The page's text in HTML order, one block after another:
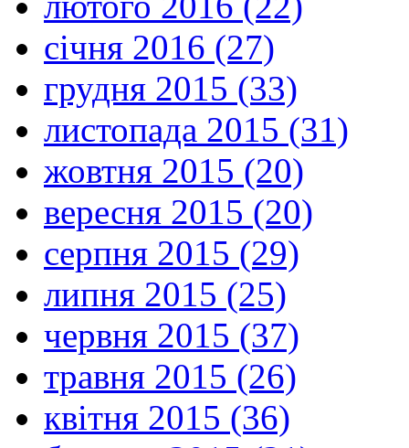
січня 2016 (27)
грудня 2015 (33)
листопада 2015 (31)
жовтня 2015 (20)
вересня 2015 (20)
серпня 2015 (29)
липня 2015 (25)
червня 2015 (37)
травня 2015 (26)
квітня 2015 (36)